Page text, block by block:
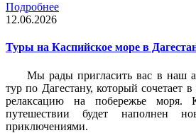
Подробнее
12.06.2026
Туры на Каспийское море в
Мы рады пригласить вас в наш
тур по Дагестану, который сочетает
релаксацию на побережье
путешествии будет наполнен
приключениями.